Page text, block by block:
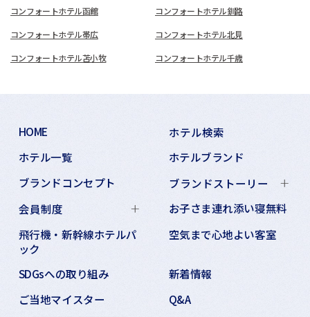
コンフォートホテル函館 コンフォートホテル釧路
コンフォートホテル帯広 コンフォートホテル北見
コンフォートホテル苫小牧 コンフォートホテル千歳
HOME
ホテル検索
ホテル一覧
ホテルブランド
ブランドコンセプト
ブランドストーリー
会員制度
お子さま連れ添い寝無料
飛行機・新幹線ホテルパ
ック
空気まで心地よい客室
SDGsへの取り組み
新着情報
ご当地マイスター
Q&A